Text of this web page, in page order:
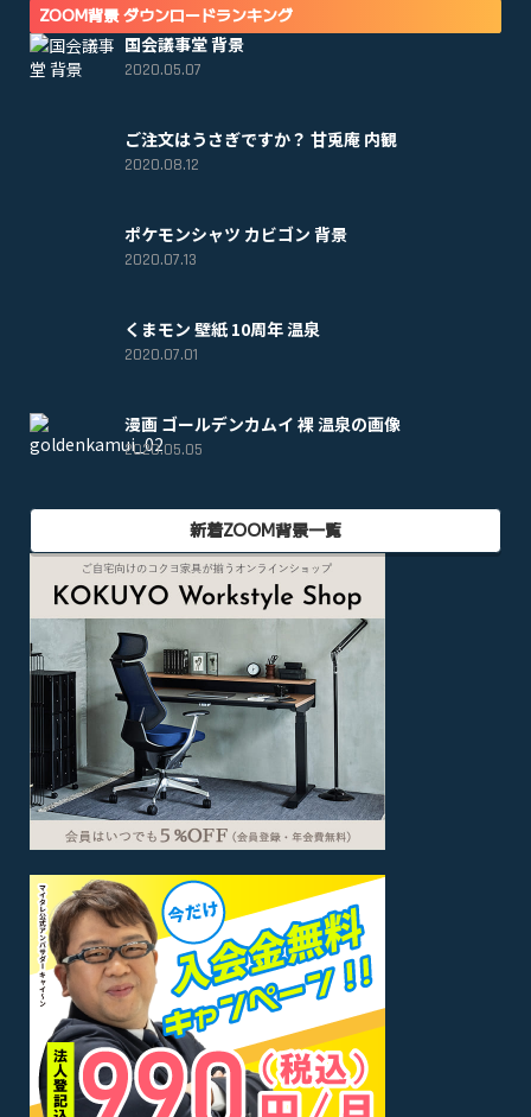
ZOOM背景 ダウンロードランキング
国会議事堂 背景
2020.05.07
ご注文はうさぎですか？ 甘兎庵 内観
2020.08.12
ポケモンシャツ カビゴン 背景
2020.07.13
くまモン 壁紙 10周年 温泉
2020.07.01
漫画 ゴールデンカムイ 裸 温泉の画像
2020.05.05
新着ZOOM背景一覧